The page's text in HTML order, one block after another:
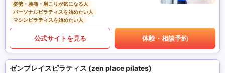
姿勢・腰痛・肩こりが気になる人
パーソナルピラティスを始めたい人
マシンピラティスを始めたい人
公式サイトを見る 体験・相談予約
ゼンプレイスピラティス (zen place pilates)